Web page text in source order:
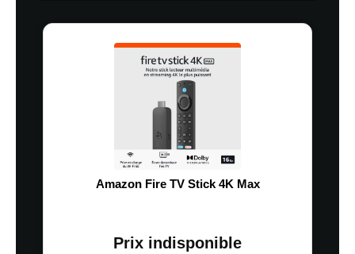
Amazon Fire TV Stick 4K Max
Prix indisponible